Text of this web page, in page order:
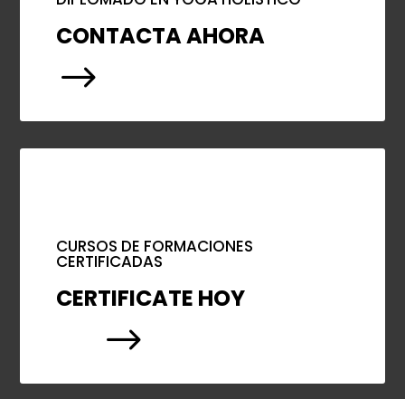
CONTACTA AHORA
$
CURSOS DE FORMACIONES
CERTIFICADAS
CERTIFICATE HOY
$